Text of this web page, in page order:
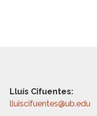
Lluís Cifuentes:
lluiscifuentes@ub.edu